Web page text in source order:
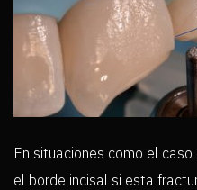
En situaciones como el
el borde incisal si esta